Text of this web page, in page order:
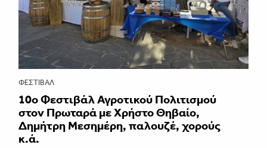
ΦΕΣΤΙΒΑΛ
10ο Φεστιβάλ Αγροτικού Πολιτισμού
στον Πρωταρά με Χρήστο Θηβαίο,
Δημήτρη Μεσημέρη, παλουζέ, χορούς
κ.ά.